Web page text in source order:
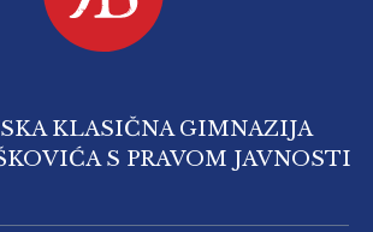
KLASIČNA GIMNAZIJA
S PRAVOM JAVNOSTI